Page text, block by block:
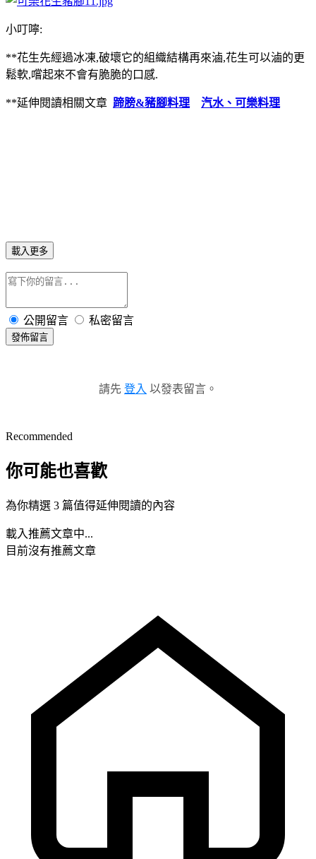
小叮嚀:
**花生先經過冰凍,破壞它的組織結構再來滷,花生可以滷的更
鬆軟,嚐起來不會有脆脆的口感.
**延伸閱讀相關文章 蹄膀&豬腳料理 汽水、可樂料理
載入更多
公開留言 私密留言
發佈留言
請先 登入 以發表留言。
Recommended
你可能也喜歡
為你精選 3 篇值得延伸閱讀的內容
載入推薦文章中...
目前沒有推薦文章